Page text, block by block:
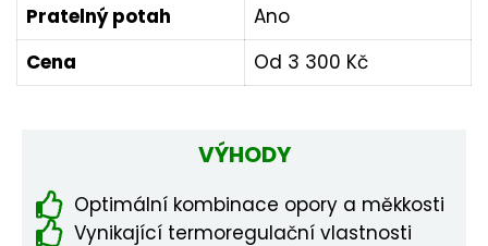
Pratelný potah
Ano
Cena
Od 3 300 Kč
VÝHODY
Optimální kombinace opory a měkkosti
Vynikající termoregulační vlastnosti